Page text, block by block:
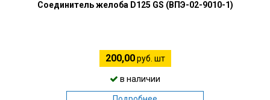
Соединитель желоба D125 GS (ВПЭ-02-9010-1)
200,00руб. шт
в наличии